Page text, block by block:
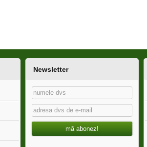
Newsletter
mă abonez!